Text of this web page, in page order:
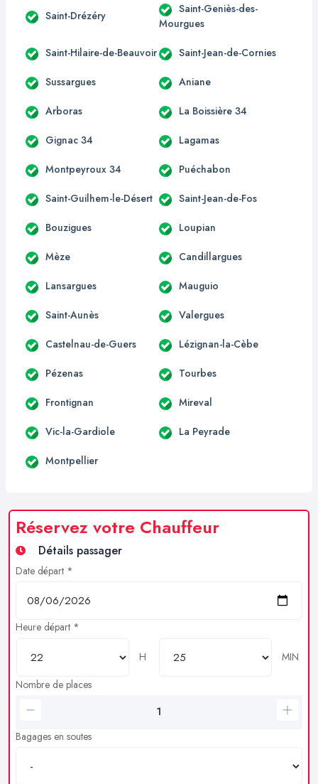
Saint-Drézéry
Saint-Geniès-des-
Mourgues
Saint-Hilaire-de-Beauvoir Saint-Jean-de-Cornies
Sussargues Aniane
Arboras La Boissière 34
Gignac 34 Lagamas
Montpeyroux 34 Puéchabon
Saint-Guilhem-le-Désert Saint-Jean-de-Fos
Bouzigues Loupian
Mèze Candillargues
Lansargues Mauguio
Saint-Aunès Valergues
Castelnau-de-Guers Lézignan-la-Cèbe
Pézenas Tourbes
Frontignan Mireval
Vic-la-Gardiole La Peyrade
Montpellier
Réservez votre Chauffeur
Détails passager
Date départ *
Heure départ *
H
MIN
Nombre de places
Bagages en soutes